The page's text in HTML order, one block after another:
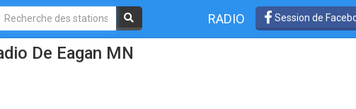
RADIO Session de
De Eagan MN